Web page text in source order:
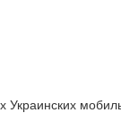
Украинских